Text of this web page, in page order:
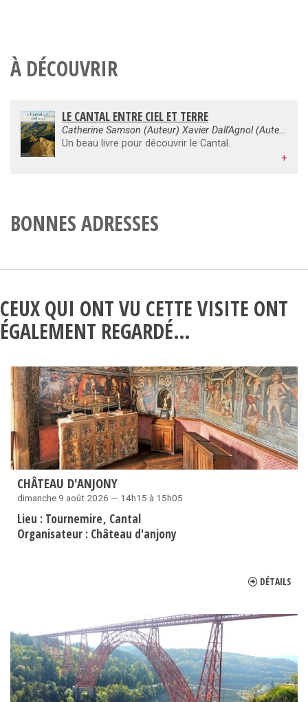
À DÉCOUVRIR
LE CANTAL ENTRE CIEL ET TERRE
Catherine Samson (Auteur) Xavier Dall'Agnol (Auteur) Jacques Raymond (Auteur)
Un beau livre pour découvrir le Cantal.
+
BONNES ADRESSES
CEUX QUI ONT VU CETTE VISITE ONT
ÉGALEMENT REGARDÉ…
CHÂTEAU D'ANJONY
dimanche 9 août 2026 — 14h15 à 15h05
Lieu : Tournemire Cantal
Organisateur : Château d'anjony
DÉTAILS